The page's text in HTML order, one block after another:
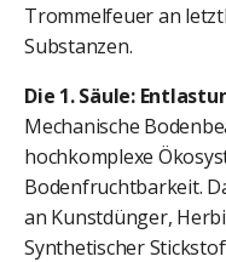
Trommelfeuer an
Substanzen.
Die 1. Säule:
Mechanische
hochkomplexe
Bodenfruchtbarkeit.
an Kunstdünger,
Synthetischer